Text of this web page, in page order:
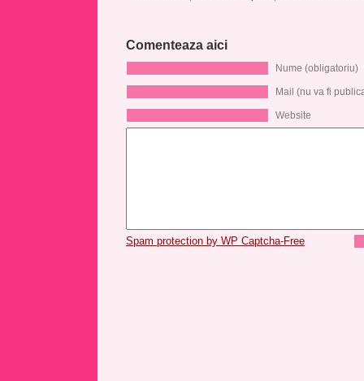
Comenteaza aici
Nume (obligatoriu)
Mail (nu va fi
Website
Spam protection by WP Captcha-Free